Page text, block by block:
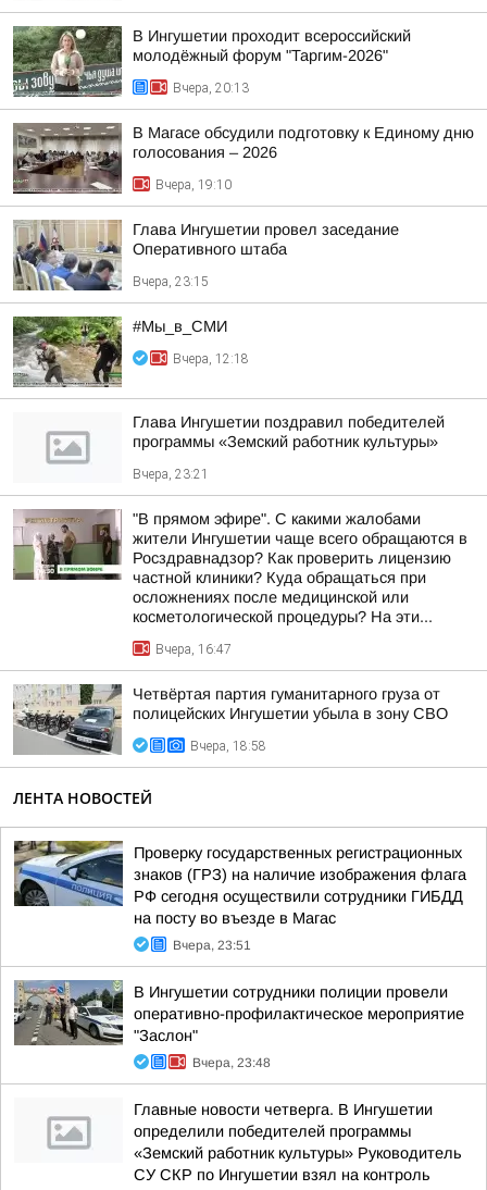
В Ингушетии проходит всероссийский
молодёжный форум "Таргим-2026"
Вчера, 20:13
В Магасе обсудили подготовку к Единому дню
голосования – 2026
Вчера, 19:10
Глава Ингушетии провел заседание
Оперативного штаба
Вчера, 23:15
#Мы_в_СМИ
Вчера, 12:18
Глава Ингушетии поздравил победителей
программы «Земский работник культуры»
Вчера, 23:21
"В прямом эфире". С какими жалобами
жители Ингушетии чаще всего обращаются в
Росздравнадзор? Как проверить лицензию
частной клиники? Куда обращаться при
осложнениях после медицинской или
косметологической процедуры? На эти...
Вчера, 16:47
Четвёртая партия гуманитарного груза от
полицейских Ингушетии убыла в зону СВО
Вчера, 18:58
ЛЕНТА НОВОСТЕЙ
Проверку государственных регистрационных
знаков (ГРЗ) на наличие изображения флага
РФ сегодня осуществили сотрудники ГИБДД
на посту во въезде в Магас
Вчера, 23:51
В Ингушетии сотрудники полиции провели
оперативно-профилактическое мероприятие
"Заслон"
Вчера, 23:48
Главные новости четверга. В Ингушетии
определили победителей программы
«Земский работник культуры» Руководитель
СУ СКР по Ингушетии взял на контроль